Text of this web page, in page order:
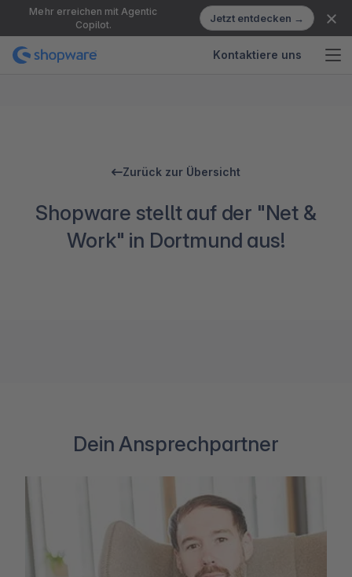
Mehr erreichen mit Agentic
Copilot.
Jetzt entdecken →
Kontaktiere uns
Zurück zur Übersicht
Shopware stellt auf der "Net &
Work" in Dortmund aus!
Dein Ansprechpartner